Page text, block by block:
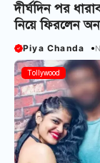
দীর্ঘদিন পর
নিয়ে ফিরলেন
Piya Chanda
Tollywood